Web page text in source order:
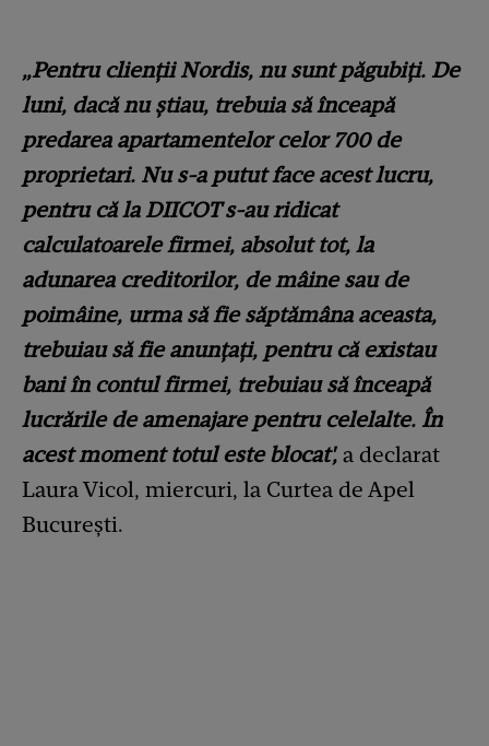
„Pentru clienţii Nordis, nu sunt păgubiţi. De
luni, dacă nu ştiau, trebuia să înceapă
predarea apartamentelor celor 700 de
proprietari. Nu s-a putut face acest lucru,
pentru că la DIICOT s-au ridicat
calculatoarele firmei, absolut tot, la
adunarea creditorilor, de mâine sau de
poimâine, urma să fie săptămâna aceasta,
trebuiau să fie anunţaţi, pentru că existau
bani în contul firmei, trebuiau să înceapă
lucrările de amenajare pentru celelalte. În
acest moment totul este blocat', a declarat
Laura Vicol, miercuri, la Curtea de Apel
București.